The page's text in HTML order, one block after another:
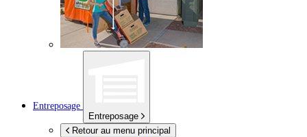
Entreposage
Entreposage
Retour au menu principal